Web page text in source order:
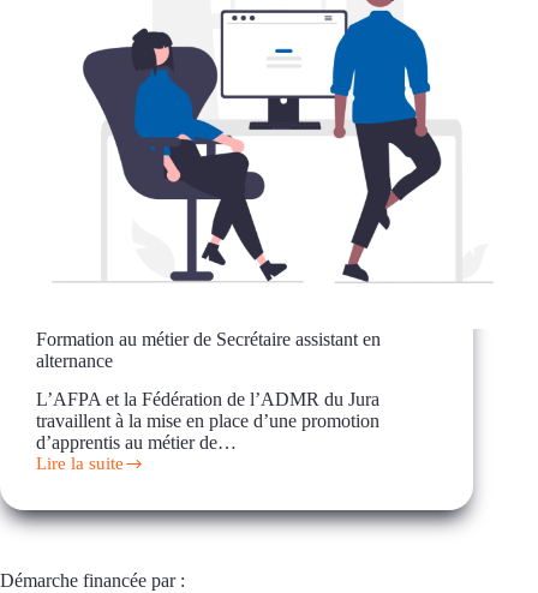
Formation au métier de Secrétaire assistant en
alternance
L’AFPA et la Fédération de l’ADMR du Jura
travaillent à la mise en place d’une promotion
d’apprentis au métier de…
Lire la suite
Formation
métier
de
assistant
Démarche financée par :